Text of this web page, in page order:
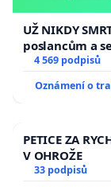
UŽ NIKDY
poslancům a
aby se
4 569 podpisů
Oznámení o
PETICE ZA
V OHROŽE
33 podpisů